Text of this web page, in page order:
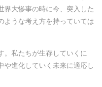
界大惨事の時に今、突入した
ような考え方を持っていては
。私たちが生存していくに
や進化していく未来に適応し